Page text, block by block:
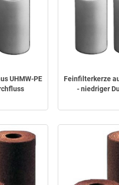
UHMW-PE
Feinfilterkerze
- niedriger